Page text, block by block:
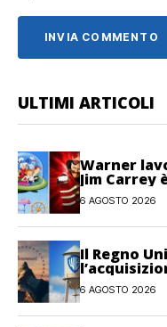
ULTIMI ARTICOLI
Warner
Jim Carrey
6 AGOSTO 2026
Il Regno
Discovery
6 AGOSTO 2026